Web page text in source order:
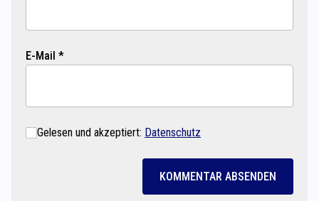
E-Mail *
Gelesen und akzeptiert: Datenschutz
KOMMENTAR ABSENDEN